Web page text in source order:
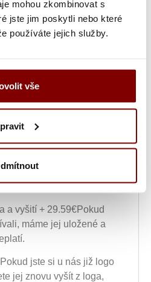
mohou zkombinovat s
jste jim poskytli nebo které
používáte jejich služby.
vše
Font výšivky
a vyšití + 29.59€Pokud
máme jej uložené a
Pokud jste si u nás již logo
jej znovu vyšít z loga,